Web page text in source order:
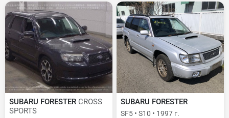
SUBARU FORESTER CROSS
SPORTS
SUBARU FORESTER
SF5 • S10 • 1997 г.